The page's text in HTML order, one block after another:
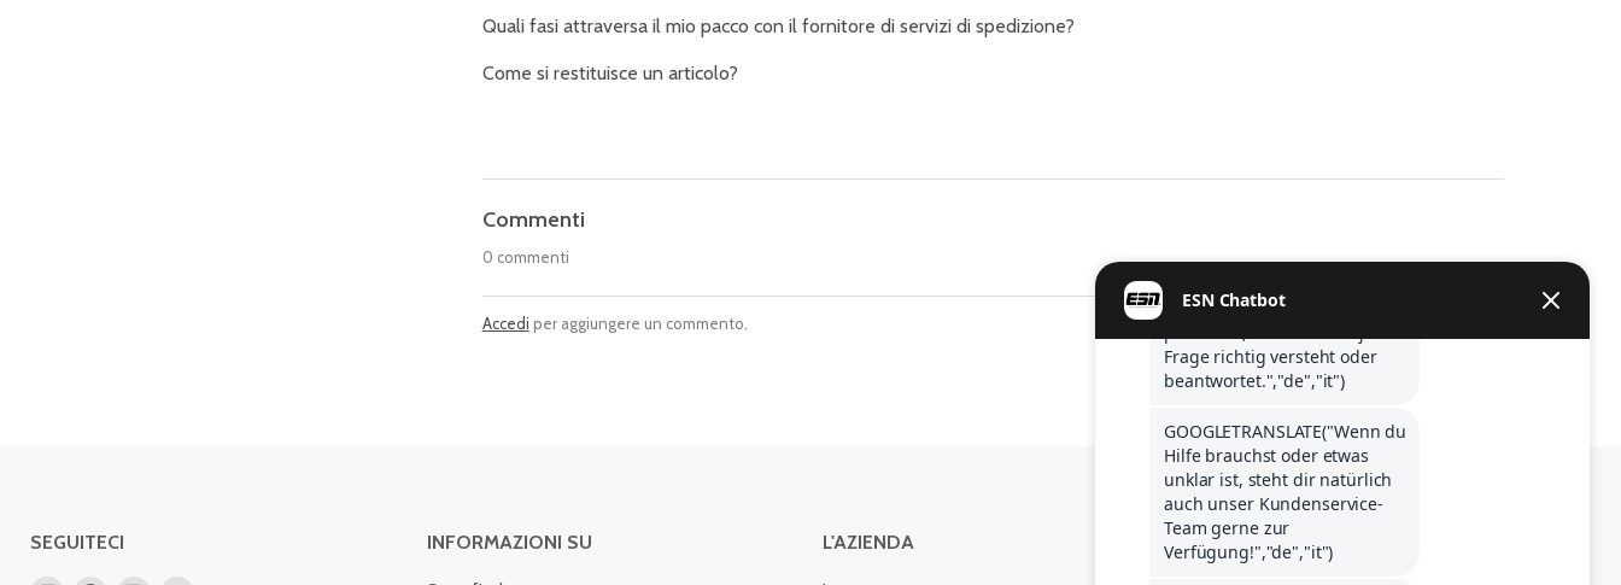
Quali fasi attraversa il mio pacco con il fornitore di servizi di spedizione?
Come si restituisce un articolo?
Commenti
0 commenti
Accedi per aggiungere un commento.
SEGUITECI INFORMAZIONI SU L'AZIENDA